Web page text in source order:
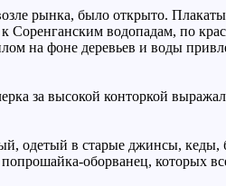
рынка, было открыто.
Соренганским водопадам, по
на фоне деревьев и воды
за высокой конторкой
одетый в старые джинсы,
оборванец, которых